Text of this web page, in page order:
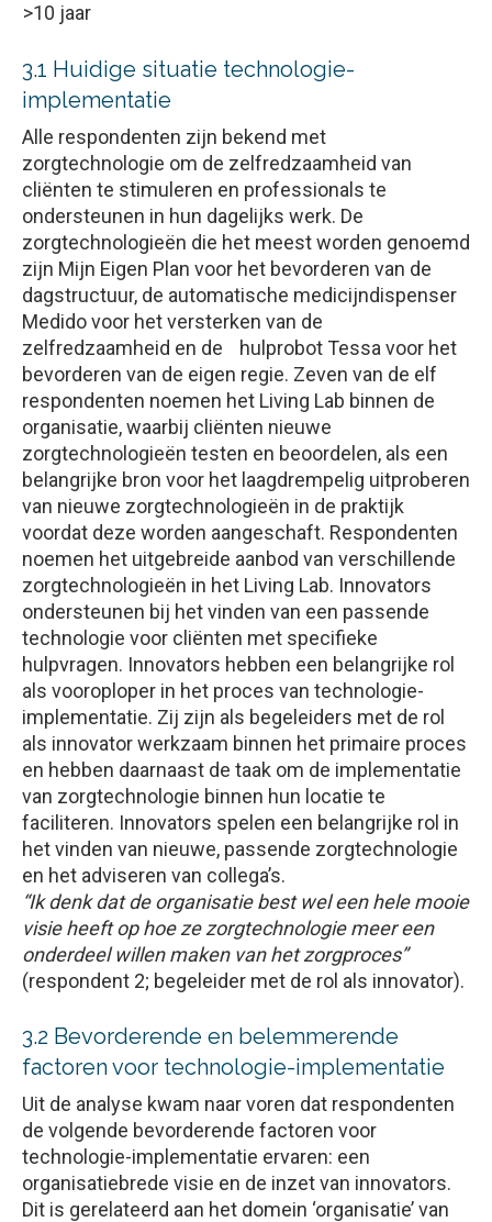
>10 jaar
3.1 Huidige situatie technologie-
implementatie
Alle respondenten zijn bekend met
zorgtechnologie om de zelfredzaamheid van
cliënten te stimuleren en professionals te
ondersteunen in hun dagelijks werk. De
zorgtechnologieën die het meest worden genoemd
zijn Mijn Eigen Plan voor het bevorderen van de
dagstructuur, de automatische medicijndispenser
Medido voor het versterken van de
zelfredzaamheid en de hulprobot Tessa voor het
bevorderen van de eigen regie. Zeven van de elf
respondenten noemen het Living Lab binnen de
organisatie, waarbij cliënten nieuwe
zorgtechnologieën testen en beoordelen, als een
belangrijke bron voor het laagdrempelig uitproberen
van nieuwe zorgtechnologieën in de praktijk
voordat deze worden aangeschaft. Respondenten
noemen het uitgebreide aanbod van verschillende
zorgtechnologieën in het Living Lab. Innovators
ondersteunen bij het vinden van een passende
technologie voor cliënten met specifieke
hulpvragen. Innovators hebben een belangrijke rol
als vooroploper in het proces van technologie-
implementatie. Zij zijn als begeleiders met de rol
als innovator werkzaam binnen het primaire proces
en hebben daarnaast de taak om de implementatie
van zorgtechnologie binnen hun locatie te
faciliteren. Innovators spelen een belangrijke rol in
het vinden van nieuwe, passende zorgtechnologie
en het adviseren van collega’s.
“Ik denk dat de organisatie best wel een hele mooie
visie heeft op hoe ze zorgtechnologie meer een
onderdeel willen maken van het zorgproces”
(respondent 2; begeleider met de rol als innovator).
3.2 Bevorderende en belemmerende
factoren voor technologie-implementatie
Uit de analyse kwam naar voren dat respondenten
de volgende bevorderende factoren voor
technologie-implementatie ervaren: een
organisatiebrede visie en de inzet van innovators.
Dit is gerelateerd aan het domein ‘organisatie’ van